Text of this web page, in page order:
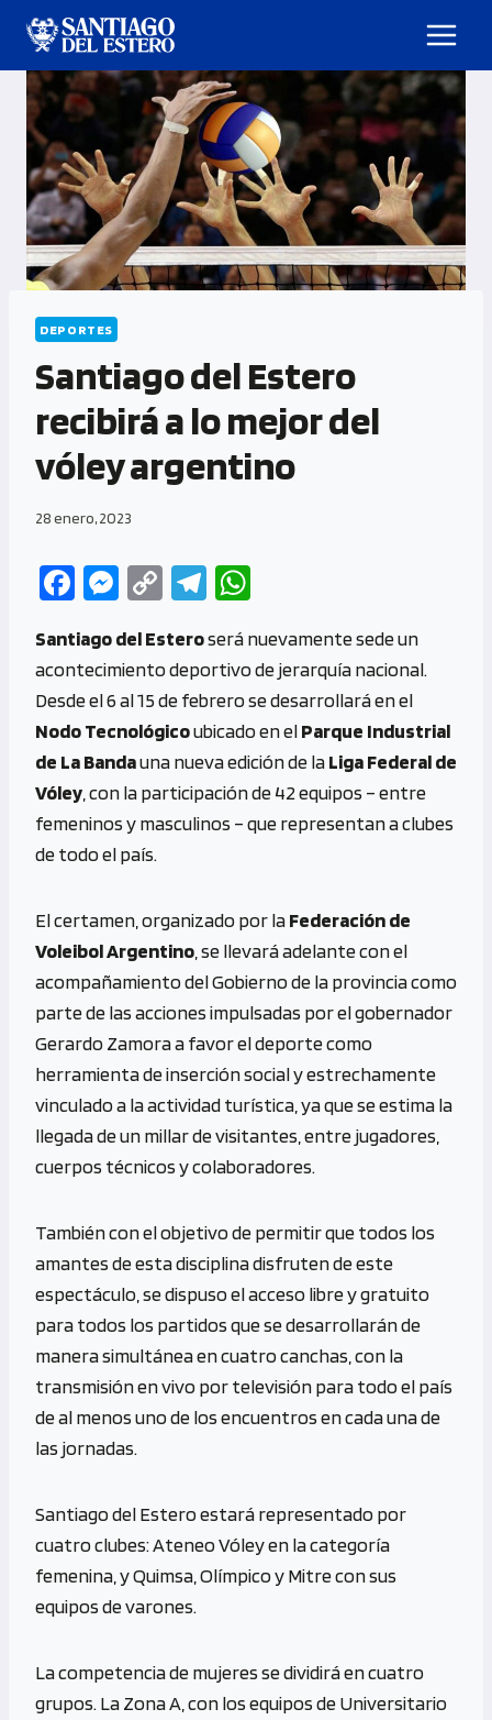
DEPORTES
Santiago del Estero
recibirá a lo mejor del
vóley argentino
28 enero, 2023
Fa
b
o
o
k
M
se
n
g
er
C
py
Li
n
k
Te
gr
a
m
at
s
A
p
p
Santiago del Esteroserá nuevamente sede un
acontecimiento deportivo de jerarquía nacional.
Desde el 6 al 15 de febrero se desarrollará en el
Nodo Tecnológicoubicado en elParque Industrial
de La Bandauna nueva edición de laLiga Federal de
Vóley , con la participación de 42 equipos – entre
femeninos y masculinos – que representan a clubes
de todo el país.
El certamen, organizado por laFederación de
Voleibol Argentino , se llevará adelante con el
acompañamiento del Gobierno de la provincia como
parte de las acciones impulsadas por el gobernador
Gerardo Zamora a favor el deporte como
herramienta de inserción social y estrechamente
vinculado a la actividad turística, ya que se estima la
llegada de un millar de visitantes, entre jugadores,
cuerpos técnicos y colaboradores.
También con el objetivo de permitir que todos los
amantes de esta disciplina disfruten de este
espectáculo, se dispuso el acceso libre y gratuito
para todos los partidos que se desarrollarán de
manera simultánea en cuatro canchas, con la
transmisión en vivo por televisión para todo el país
de al menos uno de los encuentros en cada una de
las jornadas.
Santiago del Estero estará representado por
cuatro clubes: Ateneo Vóley en la categoría
femenina, y Quimsa, Olímpico y Mitre con sus
equipos de varones.
La competencia de mujeres se dividirá en cuatro
grupos. La Zona A, con los equipos de Universitario